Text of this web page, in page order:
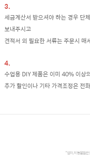
3.
세금계산서 받으셔야 하는 경우
보내주시고
견적서 외 필요한 서류는 주문시 매
4.
수업용 DIY 제품은 이미 40% 이상
추가 할인이나 기타 가격조정은